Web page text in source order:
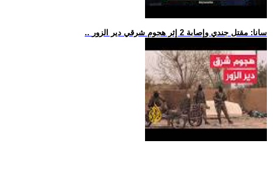
.. سانا: مقتل جندي وإصابة 2 إثر هجوم شرقي دير الزور